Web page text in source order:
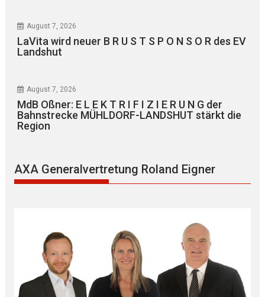
August 7, 2026
LaVita wird neuer B R U S T S P O N S O R des EV
Landshut
August 7, 2026
MdB Oßner: E L E K T R I F I Z I E R U N G der
Bahnstrecke MÜHLDORF-LANDSHUT stärkt die
Region
AXA Generalvertretung Roland Eigner